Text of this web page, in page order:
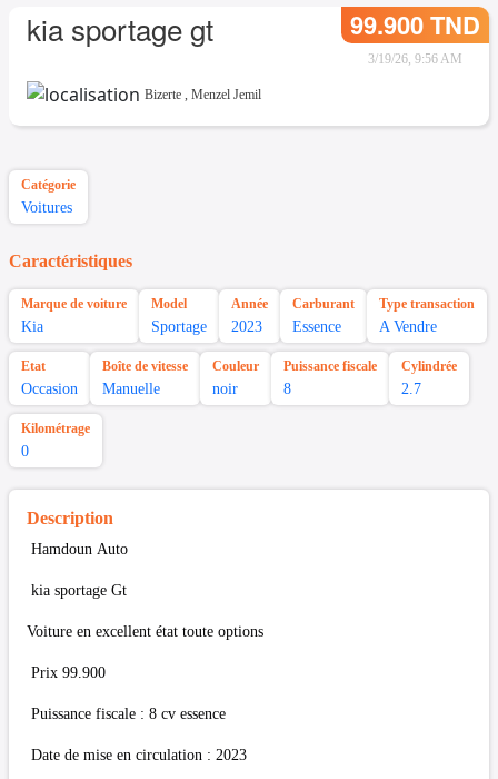
kia sportage gt 99.900 TND
3/19/26, 9:56 AM
Bizerte , Menzel Jemil
Catégorie
Voitures
Caractéristiques
Marque de voiture
Kia
Model
Sportage
Année
2023
Carburant
Essence
Type transaction
A Vendre
Etat
Occasion
Boîte de vitesse
Manuelle
Couleur
noir
Puissance fiscale
8
Cylindrée
2.7
Kilométrage
0
Description
Hamdoun Auto
kia sportage Gt
Voiture en excellent état toute options
Prix 99.900
Puissance fiscale : 8 cv essence
Date de mise en circulation : 2023